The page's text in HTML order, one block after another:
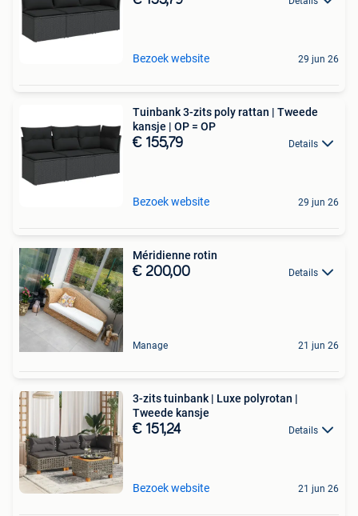
Bezoek website 29 jun 26
Tuinbank 3-zits poly rattan | Tweede
kansje | OP = OP
€ 155,79 Details
Bezoek website 29 jun 26
Méridienne rotin
€ 200,00 Details
Manage 21 jun 26
3-zits tuinbank | Luxe polyrotan |
Tweede kansje
€ 151,24 Details
Bezoek website 21 jun 26